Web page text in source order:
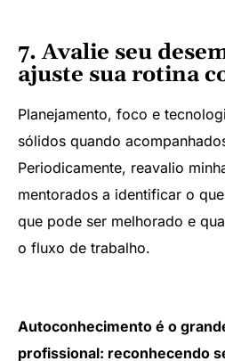
7. Avalie seu
ajuste sua rotina
Planejamento, foco e
sólidos quando
Periodicamente, reavalio
mentorados a identificar o
que pode ser melhorado e
o fluxo de trabalho.
Autoconhecimento é o
profissional: reconhecendo